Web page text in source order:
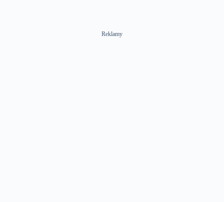
Reklamy